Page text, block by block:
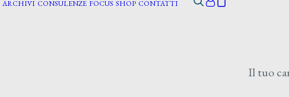
ARCHIVI CONSULENZE FOCUS SHOP CONTATTI
Il tuo